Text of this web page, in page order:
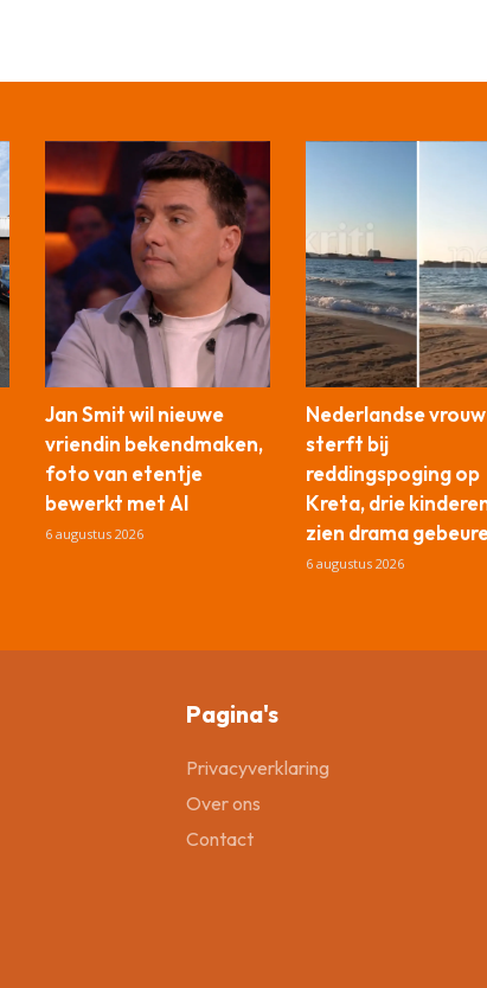
Jan Smit wil nieuwe
vriendin bekendmaken,
foto van etentje
bewerkt met AI
6 augustus 2026
Nederlandse
sterft bij
reddingspoging op
Kreta, drie
zien drama
6 augustus 2026
Pagina's
Privacyverklaring
Over ons
Contact